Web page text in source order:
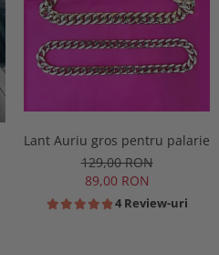
Lant Auriu gros pentru palarie
129,00 RON
89,00 RON
4 Review-uri